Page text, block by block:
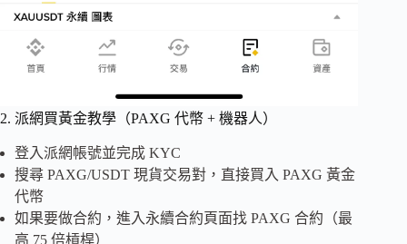
2. 派網買黃金教學（PAXG 代幣 + 機器人）
登入派網帳號並完成 KYC
搜尋 PAXG/USDT 現貨交易對，直接買入 PAXG 黃金
代幣
如果要做合約，進入永續合約頁面找 PAXG 合約（最
高 75 倍槓桿）